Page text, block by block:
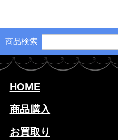
商品検索
HOME
商品購入
お買取り